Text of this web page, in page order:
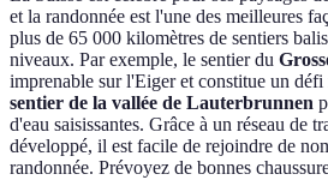
et la randonnée est l'une des meilleures
plus de 65 000 kilomètres de sentiers
niveaux. Par exemple, le sentier du
imprenable sur l'Eiger et constitue un défi
sentier de la vallée de Lauterbrunnen
d'eau saisissantes. Grâce à un réseau de
développé, il est facile de rejoindre de
randonnée. Prévoyez de bonnes